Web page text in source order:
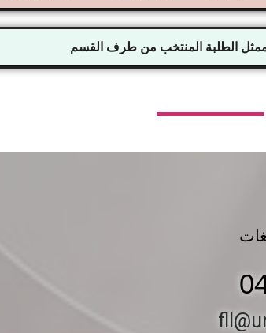
الطلبة المنتخب من طرف القسم